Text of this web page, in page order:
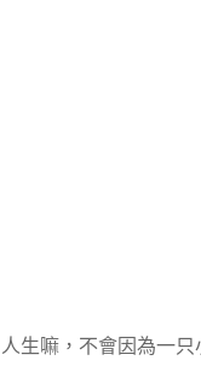
人生嘛，不會因為一只